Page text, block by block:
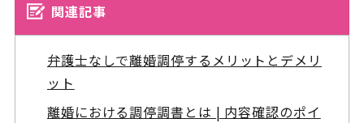
関連記事
弁護士なしで離婚調停するメリットとデメリ
ット
離婚における調停調書とは | 内容確認のポイ